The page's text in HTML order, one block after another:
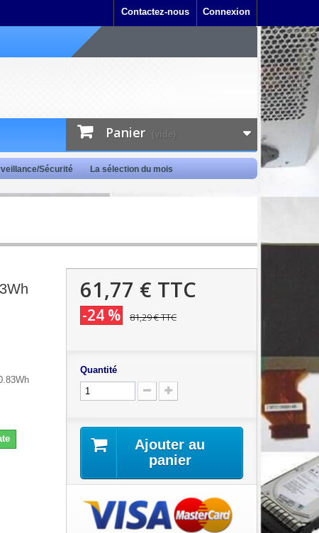
Connexion
Contactez-nous
Panier (vide)
Sécurité La sélection du mois
61,77 € TTC
-24 % 81,29 €TTC
Quantité
Ajouter au
panier